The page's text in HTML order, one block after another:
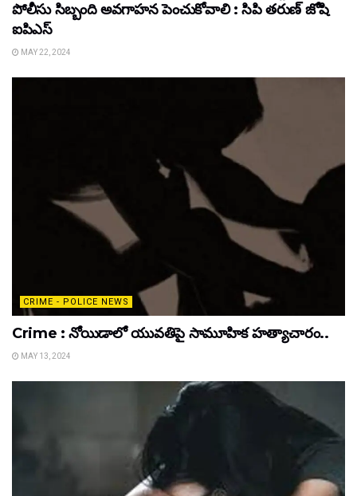
పోలీసు సిబ్బంది అవగాహన పెంచుకోవాలి : సిపి తరుణ్ జోషి
ఐపిఎస్
MAY 22, 2024
CRIME - POLICE NEWS
Crime : నోయిడాలో యువతిపై సామూహిక హత్యాచారం..
MAY 13, 2024